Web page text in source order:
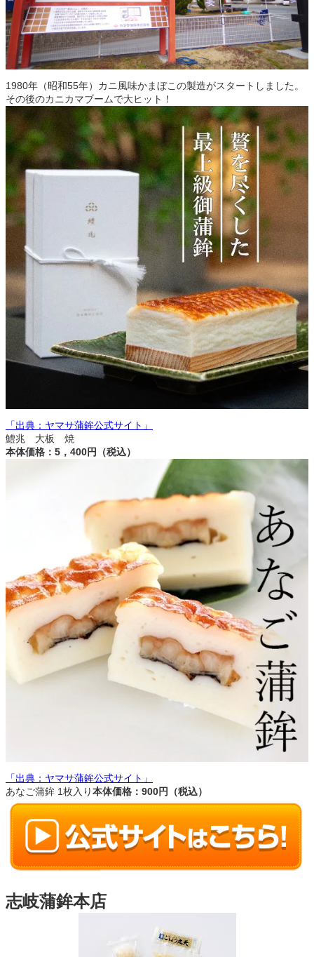
1980年（昭和55年）カニ風味かまぼこの製造がスタートしました。
その後のカニカマブームで大ヒット！
「出典：ヤマサ蒲鉾公式サイト」
鱧兆 大板 焼
本体価格：5，400円（税込）
「出典：ヤマサ蒲鉾公式サイト」
あなご蒲鉾 1枚入り本体価格：900円（税込）
志岐蒲鉾本店